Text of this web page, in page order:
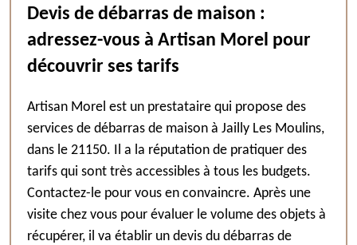
Devis de débarras de maison :
adressez-vous à Artisan Morel pour
découvrir ses tarifs
Artisan Morel est un prestataire qui propose des
services de débarras de maison à Jailly Les Moulins,
dans le 21150. Il a la réputation de pratiquer des
tarifs qui sont très accessibles à tous les budgets.
Contactez-le pour vous en convaincre. Après une
visite chez vous pour évaluer le volume des objets à
récupérer, il va établir un devis du débarras de